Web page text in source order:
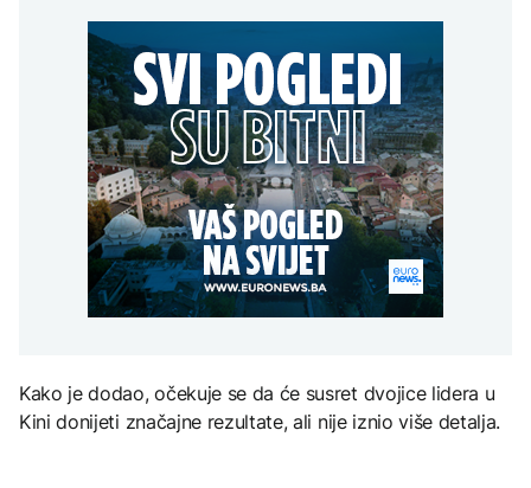
DRUŠTVO
Konjic ugostio 23
folklorna društva na 26.
Međunarodnom
festivalu ‘Konjička sehara’
Zelenski u zvaničnoj
posjeti Srbiji
sedmicu zaredom
AKTUELNO
Bugarska: Dron koji je
pao pripada ukrajinskoj
vojsci
ZANIMLJIVOSTI
Pripremite se za nebeski
spektakl: Kiša meteora
Perseidi stiže sredinom
augusta
TEHNOLOGIJA
djece moraju platiti 942
miliona dolara
Kako je dodao, očekuje se da će susret dvojice lidera u
Kini donijeti značajne rezultate, ali nije iznio više detalja.